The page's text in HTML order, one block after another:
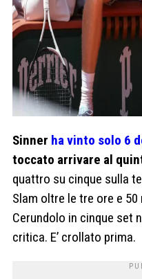
Sinner ha vinto solo 6
toccato arrivare al
quattro su cinque sulla
Slam oltre le tre ore e
Cerundolo in cinque set
critica. E’ crollato prima.